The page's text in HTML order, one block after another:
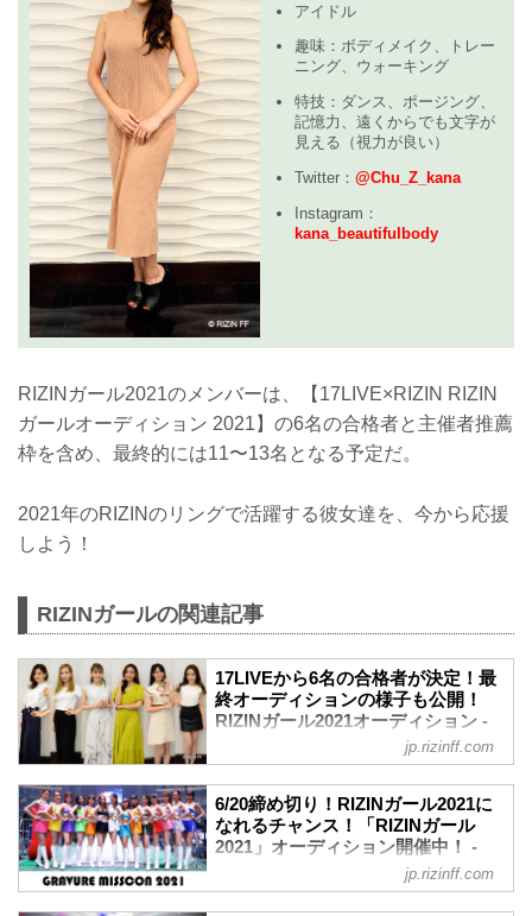
アイドル
趣味：ボディメイク、トレー
ニング、ウォーキング
特技：ダンス、ポージング、
記憶力、遠くからでも文字が
見える（視力が良い）
Twitter： @Chu_Z_kana
Instagram：
kana_beautifulbody
RIZINガール2021のメンバーは、【17LIVE×RIZIN RIZIN
ガールオーディション 2021】の6名の合格者と主催者推薦
枠を含め、最終的には11〜13名となる予定だ。
2021年のRIZINのリングで活躍する彼女達を、今から応援
しよう！
RIZINガールの関連記事
17LIVEから6名の合格者が決定！最
終オーディションの様子も公開！
RIZINガール2021オーディション -
RIZIN FIGHTING FEDERATION オ
フィシャルサイト
ライブ配信アプリ「17LIVE（イチナ
ナ）」とコラボレーションし開催された
【17LIVE×RIZIN RIZINガールオーディシ
RIZINガール2021のメンバーは、6月26日
jp.rizinff.com
6/20締め切り！RIZINガール2021に
なれるチャンス！「RIZINガール
2021」オーディション開催中！ -
RIZIN FIGHTING FEDERATION オ
フィシャルサイト
jp.rizinff.com